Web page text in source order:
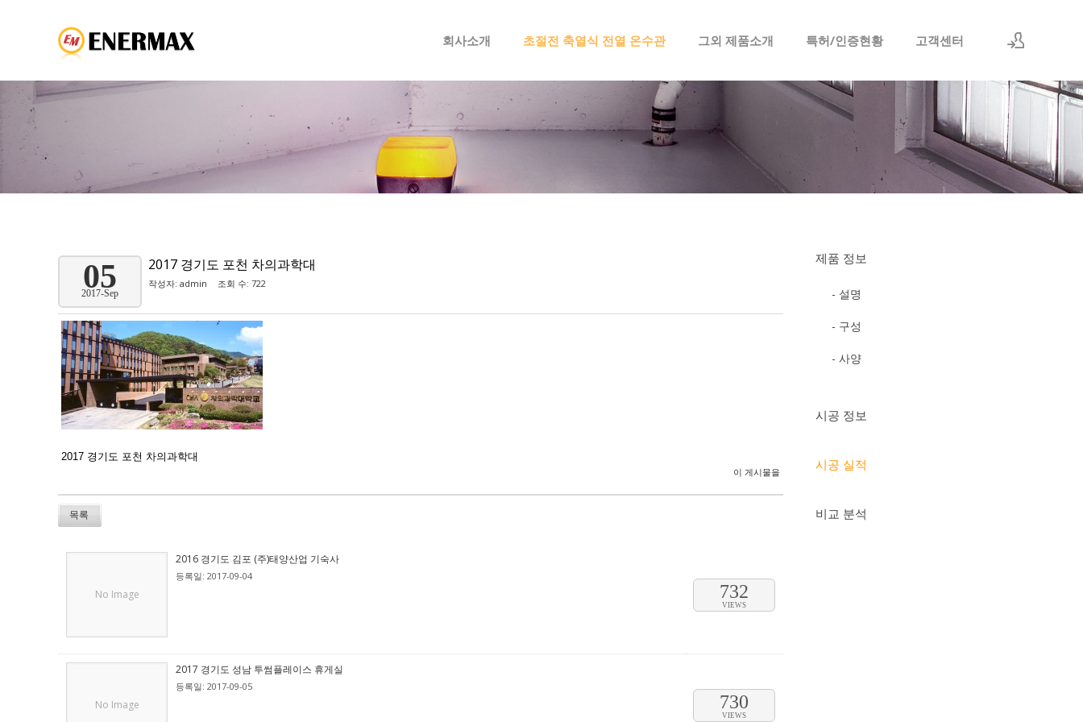
로그인
회원가입
회사소개 초절전 축열식 전열 온수관 그외 제품소개 특허/인증현황 고객센터
제품 정보
- 설명
- 구성
- 사양
시공 정보
시공 실적
비교 분석
05
2017-Sep
2017 경기도 포천 차의과학대
작성자: admin 조회 수: 722
2017 경기도 포천 차의과학대
이 게시물을
목록
No Image
2016 경기도 김포 (주)태양산업 기숙사
등록일: 2017-09-04
732
VIEWS
No Image
2017 경기도 성남 투썸플레이스 휴게실
등록일: 2017-09-05
730
VIEWS